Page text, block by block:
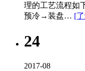
理的工艺流程
预冷→装盘… [
24
2017-08